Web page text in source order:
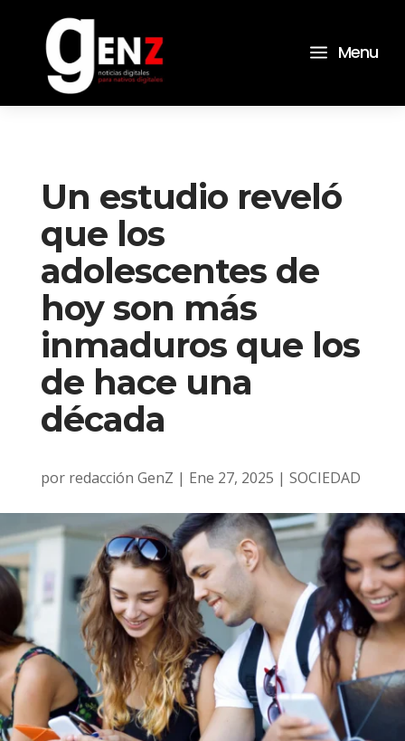
a Menu
Un estudio reveló
que los
adolescentes de
hoy son más
inmaduros que los
de hace una
década
por redacción GenZ | Ene 27, 2025 | SOCIEDAD